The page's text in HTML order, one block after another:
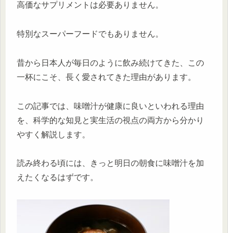
高価なサプリメントは必要ありません。
特別なスーパーフードでもありません。
昔から日本人が毎日のように飲み続けてきた、この
一杯にこそ、長く愛されてきた理由があります。
この記事では、味噌汁が健康に良いといわれる理由
を、科学的な知見と実生活の視点の両方から分かり
やすく解説します。
読み終わる頃には、きっと明日の朝食に味噌汁を加
えたくなるはずです。